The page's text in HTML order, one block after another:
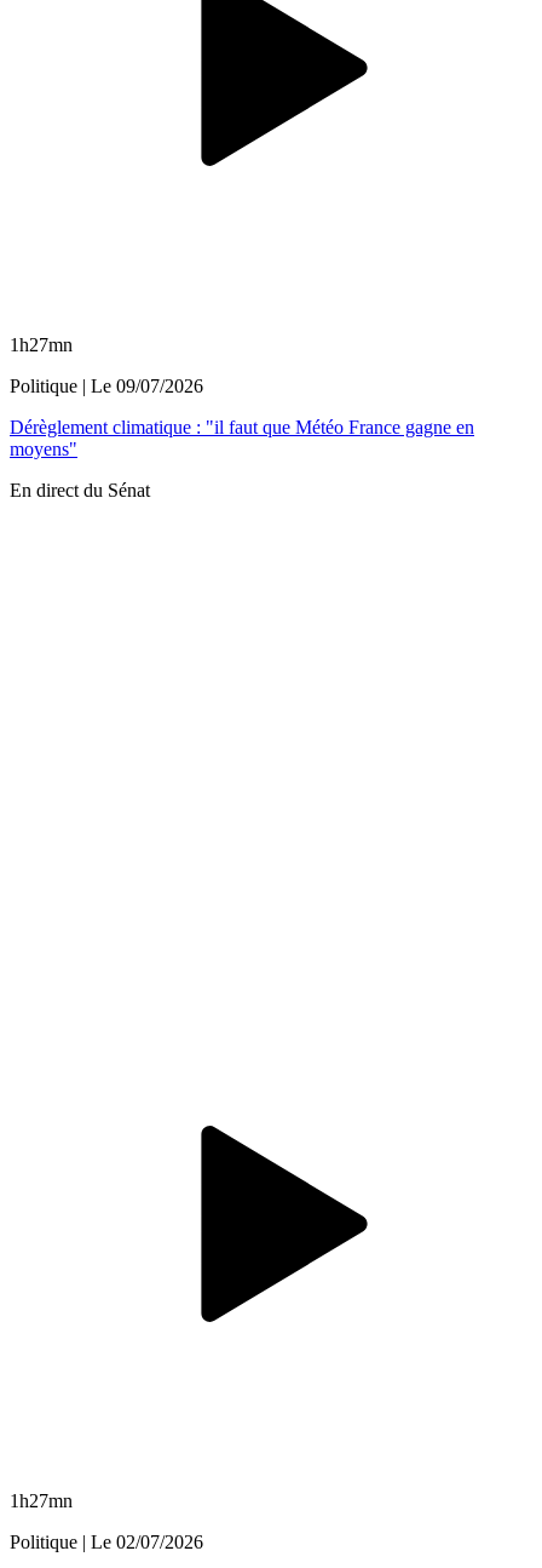
1h27mn
Politique | Le 09/07/2026
Dérèglement climatique : "il faut que Météo France gagne en
moyens"
En direct du Sénat
1h27mn
Politique | Le 02/07/2026